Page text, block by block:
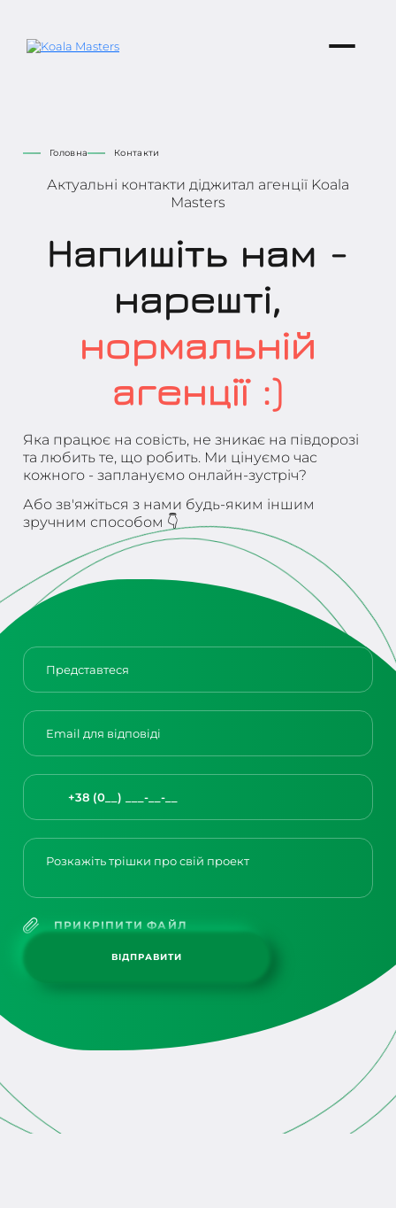
Головна Контакти
Актуальні контакти діджитал агенції Koala
Masters
Напишіть нам -
нарешті,
нормальній
агенції :)
Яка працює на совість, не зникає на півдорозі
та любить те, що робить. Ми цінуємо час
кожного - заплануємо онлайн-зустріч?
Або зв'яжіться з нами будь-яким іншим
зручним способом 👇
ВІДПРАВИТИ